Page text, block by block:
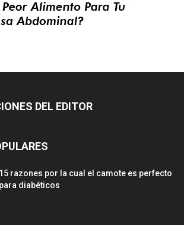
DEL EDITOR
15 razones por la cual el camote es perfecto
para diabéticos